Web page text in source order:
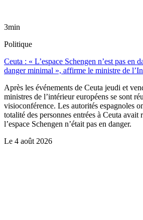
3min
Politique
Ceuta : « L’espace Schengen n’est pas en
danger minimal », affirme le ministre de
Après les événements de Ceuta jeudi et
ministres de l’intérieur européens se sont
visioconférence. Les autorités espagnoles
totalité des personnes entrées à Ceuta avait
l’espace Schengen n’était pas en danger.
Le 4 août 2026